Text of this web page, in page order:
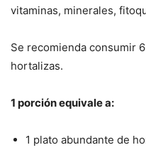
vitaminas, minerales,
Se recomienda consumir
hortalizas.
1 porción equivale a:
1 plato abundante de